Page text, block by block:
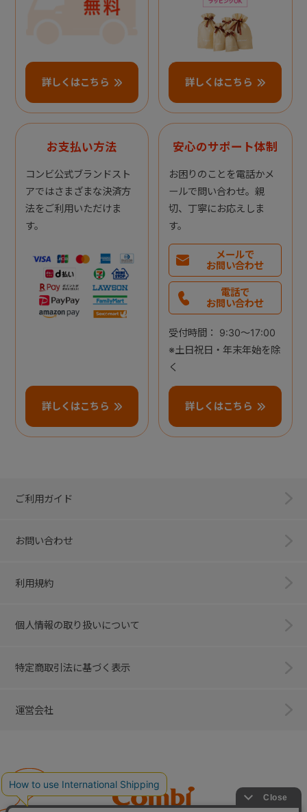
詳しくはこちら 詳しくはこちら
お支払い方法
コンビ公式ブランドスト
アではさまざまな決済方
法をご利用いただけま
す。
詳しくはこちら
安心のサポート体制
お困りのことを電話かメ
ールで問い合わせ。親
切、丁寧にお応えしま
す。
メールで
お問い合わせ
電話で
お問い合わせ
受付時間： 9:30～17:00
※土日祝日・年末年始を除
く
詳しくはこちら
ご利用ガイド
お問い合わせ
利用規約
個人情報の取り扱いについて
特定商取引法に基づく表示
運営会社